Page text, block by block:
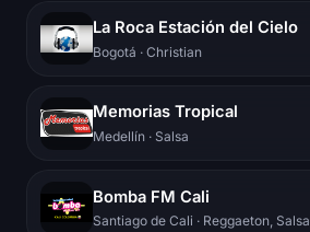
La Roca Estación del Cielo
Bogotá · Christian
Memorias Tropical
Medellín · Salsa
Bomba FM Cali
Santiago de Cali · Reggaeton, Salsa